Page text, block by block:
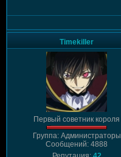
Timekiller
Первый советник короля
Группа: Администраторы
Сообщений: 4888